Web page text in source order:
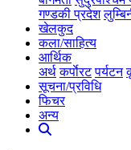
गण्डकी प्रदेश
खेलकुद
कला/साहित्य
आर्थिक
अर्थ कर्पाेरट पर्यटन
सूचना/प्रविधि
फिचर
अन्य